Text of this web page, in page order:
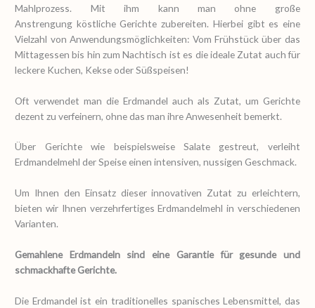
Mahlprozess. Mit ihm kann man ohne große
Anstrengung köstliche Gerichte zubereiten. Hierbei gibt es eine
Vielzahl von Anwendungsmöglichkeiten: Vom Frühstück über das
Mittagessen bis hin zum Nachtisch ist es die ideale Zutat auch für
leckere Kuchen, Kekse oder Süßspeisen!
Oft verwendet man die Erdmandel auch als Zutat, um Gerichte
dezent zu verfeinern, ohne das man ihre Anwesenheit bemerkt.
Über Gerichte wie beispielsweise Salate gestreut, verleiht
Erdmandelmehl der Speise einen intensiven, nussigen Geschmack.
Um Ihnen den Einsatz dieser innovativen Zutat zu erleichtern,
bieten wir Ihnen verzehrfertiges Erdmandelmehl in verschiedenen
Varianten.
Gemahlene Erdmandeln sind eine Garantie für gesunde und
schmackhafte Gerichte.
Die Erdmandel ist ein traditionelles spanisches Lebensmittel, das